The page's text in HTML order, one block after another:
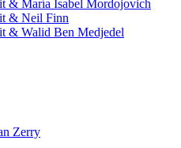
& María Isabel Mordojovich
& Neil Finn
& Walid Ben Medjedel
Zerry